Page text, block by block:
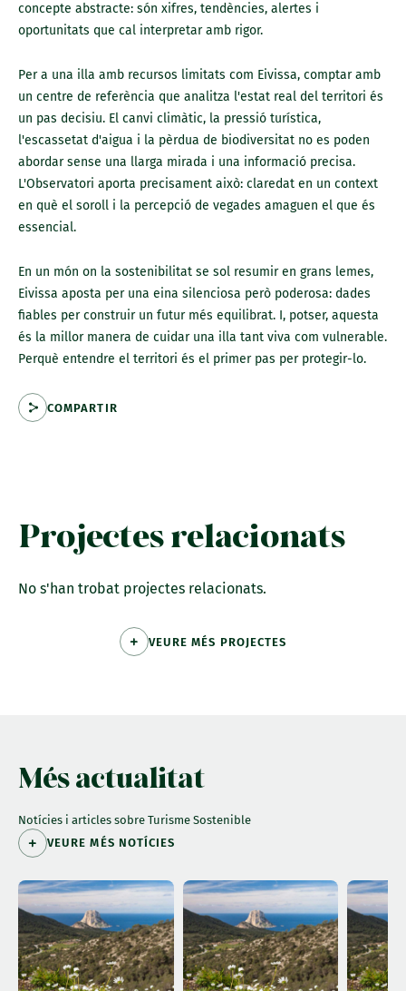
concepte abstracte: són xifres, tendències, alertes i
oportunitats que cal interpretar amb rigor.
Per a una illa amb recursos limitats com Eivissa, comptar amb
un centre de referència que analitza l'estat real del territori és
un pas decisiu. El canvi climàtic, la pressió turística,
l'escassetat d'aigua i la pèrdua de biodiversitat no es poden
abordar sense una llarga mirada i una informació precisa.
L'Observatori aporta precisament això: claredat en un context
en què el soroll i la percepció de vegades amaguen el que és
essencial.
En un món on la sostenibilitat se sol resumir en grans lemes,
Eivissa aposta per una eina silenciosa però poderosa: dades
fiables per construir un futur més equilibrat. I, potser, aquesta
és la millor manera de cuidar una illa tant viva com vulnerable.
Perquè entendre el territori és el primer pas per protegir-lo.
COMPARTIR
Projectes relacionats
No s'han trobat projectes relacionats.
VEURE MÉS PROJECTES
Més actualitat
Notícies i articles sobre Turisme Sostenible
VEURE MÉS NOTÍCIES